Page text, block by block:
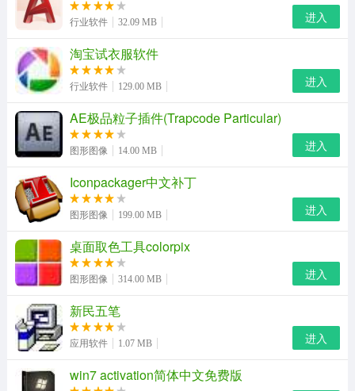
行业软件 32.09 MB 进入
淘宝试衣服软件
行业软件 129.00 MB 进入
AE极品粒子插件(Trapcode Particular)
图形图像 14.00 MB 进入
Iconpackager中文补丁
图形图像 199.00 MB 进入
桌面取色工具colorpix
图形图像 314.00 MB 进入
新民五笔
应用软件 1.07 MB 进入
win7 activation简体中文免费版